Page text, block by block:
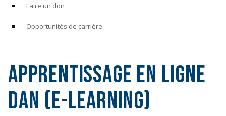
Faire un don
Opportunités de carrière
Apprentissage en ligne
DAN (E-Learning)